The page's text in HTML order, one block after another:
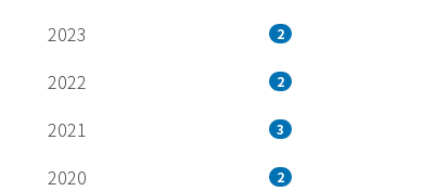
2023 2
2022 2
2021 3
2020 2